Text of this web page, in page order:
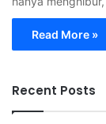
Read More »
Recent Posts